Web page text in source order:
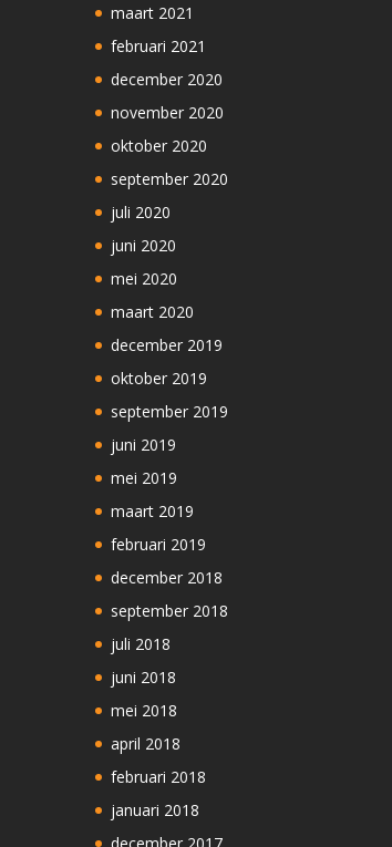
maart 2021
februari 2021
december 2020
november 2020
oktober 2020
september 2020
juli 2020
juni 2020
mei 2020
maart 2020
december 2019
oktober 2019
september 2019
juni 2019
mei 2019
maart 2019
februari 2019
december 2018
september 2018
juli 2018
juni 2018
mei 2018
april 2018
februari 2018
januari 2018
december 2017